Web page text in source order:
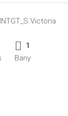
1
Bany